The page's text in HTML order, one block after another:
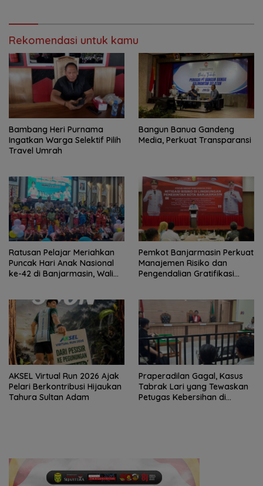
Rekomendasi untuk kamu
Bambang Heri Purnama
Ingatkan Warga Selektif Pilih
Travel Umrah
Bangun Banua Gandeng
Media, Perkuat Transparansi
Ratusan Pelajar Meriahkan
Puncak Hari Anak Nasional
ke-42 di Banjarmasin, Wali
Pemkot Banjarmasin Perkuat
Manajemen Risiko dan
Pengendalian Gratifikasi
AKSEL Virtual Run 2026 Ajak
Pelari Berkontribusi Hijaukan
Tahura Sultan Adam
Praperadilan Gagal, Kasus
Tabrak Lari yang Tewaskan
Petugas Kebersihan di